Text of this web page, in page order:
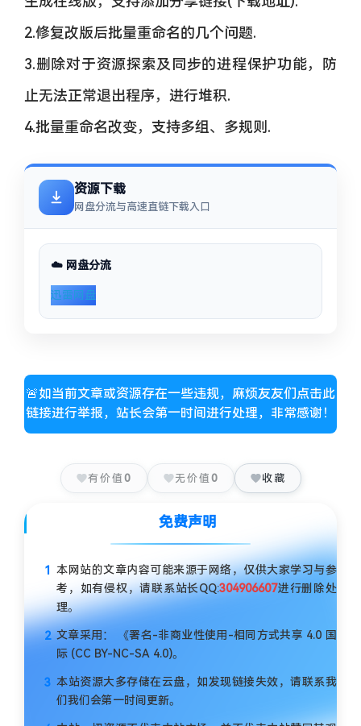
2.修复改版后批量重命名的几个问题.
3.删除对于资源探索及同步的进程保护功能，防
止无法正常退出程序，进行堆积.
4.批量重命名改变，支持多组、多规则.
资源下载
网盘分流与高速直链下载入口
☁️ 网盘分流
迅雷网盘
🚨如当前文章或资源存在一些违规，麻烦友友们点击此
链接进行举报，站长会第一时间进行处理，非常感谢！
有价值 0 无价值 0 收藏
免费声明
本网站的文章内容可能来源于网络，仅供大家学习与参
考，如有侵权，请联系站长QQ:304906607进行删除处
理。
文章采用： 《署名-非商业性使用-相同方式共享 4.0 国
际 (CC BY-NC-SA 4.0)。
本站资源大多存储在云盘，如发现链接失效，请联系我
们我们会第一时间更新。